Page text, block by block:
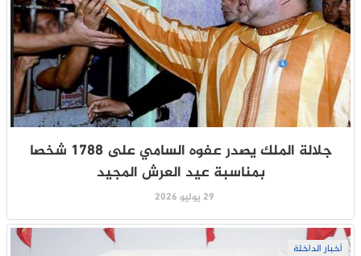
جلالة الملك يصدر عفوه السامي على 1788 شخصا
بمناسبة عيد العرش المجيد
29 يوليو 2026
أخبار الداخلة